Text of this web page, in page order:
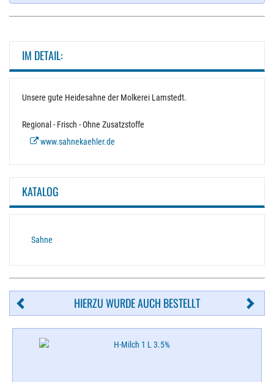
IM DETAIL:
Unsere gute Heidesahne der Molkerei Lamstedt.
Regional - Frisch - Ohne Zusatzstoffe
www.sahnekaehler.de
KATALOG
Sahne
HIERZU WURDE AUCH BESTELLT